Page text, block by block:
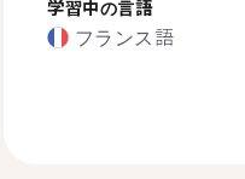
学習中の言語
フランス語